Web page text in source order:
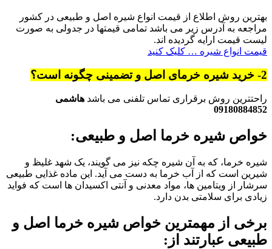
بهترین روش اطلاع از قیمت انواع شیره اصل و طبیعی در کشور
مراجعه به آدرس زیر می باشد تمامی قیمتها در جدولی به صورت
لیست قیمت ارایه گردیده اند.
قیمت انواع شیره … کلیک کنید
2- خرید شیره خرمای اصل و تضمینی چگونه است؟
راحتترین روش برقراری تماس تلفنی می باشد هاشمی
09180884852
خواص شیره خرما اصل و طبیعی:
شیره خرما، که به آن شیره چکه نیز می گویند، یک شهد غلیظ و
شیرین است که از آب خرما به دست می آید. این ماده غذایی طبیعی
سرشار از ویتامین ها، مواد معدنی و آنتی اکسیدان ها است که فواید
زیادی برای سلامتی بدن دارد.
برخی از مهمترین خواص شیره خرما اصل و
طبیعی عبارتند از: